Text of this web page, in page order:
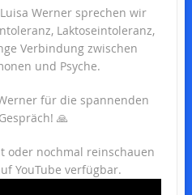
Werner sprechen wir
Laktoseintoleranz,
Verbindung zwischen
und Psyche.
für die spannenden
🙏
oder nochmal reinschauen
YouTube verfügbar.